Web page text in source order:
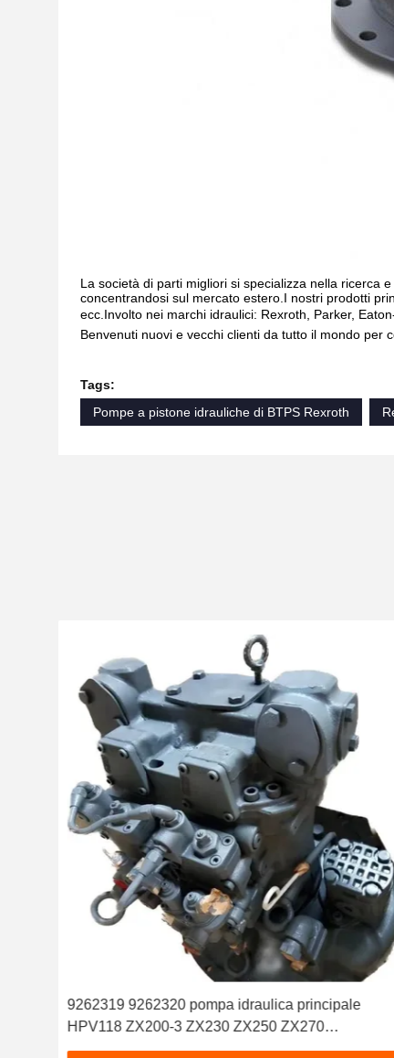
La società di parti migliori si specializza nella ricerca
concentrandosi sul mercato estero.I nostri prodotti
ecc.Involto nei marchi idraulici: Rexroth, Parker,
Benvenuti nuovi e vecchi clienti da tutto il mondo per
Tags:
Pompe a pistone idrauliche di BTPS Rexroth
9262319 9262320 pompa idraulica principale
HPV118 ZX200-3 ZX230 ZX250 ZX270
HPV118HW-23B HPV118HW